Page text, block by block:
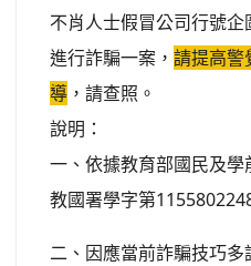
不肖人士假冒公司行號
進行詐騙一案， 請提高警
導 ，請查照。
說明：
一、依據教育部國民及
教國署學字第
二、因應當前詐騙技巧